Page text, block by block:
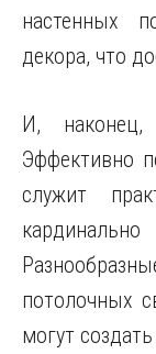
настенных
декора, что
И,
Эффективно
служит
потолочных
могут